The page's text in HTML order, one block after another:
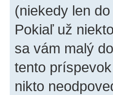
(niekedy len
Pokiaľ už
sa vám malý
tento
nikto